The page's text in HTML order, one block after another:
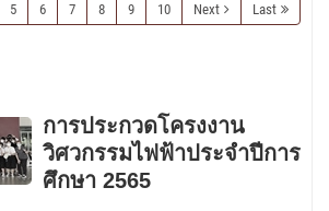
5 6 7 8 9 10 Next Last
การประกวดโครงงาน
วิศวกรรมไฟฟ้าประจำปีการ
ศึกษา 2565